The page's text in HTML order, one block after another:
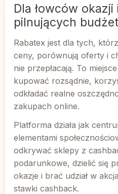
Dla łowców okazji
pilnujących
Rabatex jest dla tych,
ceny, porównują oferty i
nie przepłacają. To
kupować rozsądnie,
odkładać realne
zakupach online.
Platforma działa jak
elementami
odkrywać sklepy z
podarunkowe, dzielić się
okazje i brać udział w
stawki cashback.